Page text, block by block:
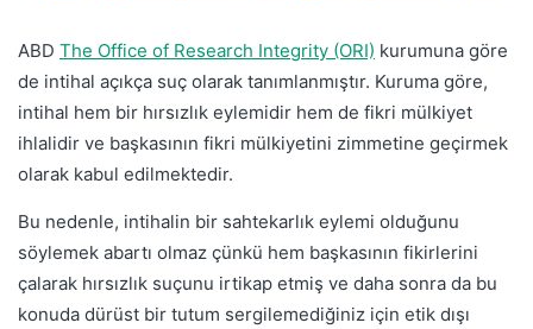
ABD The Office of Research Integrity (ORI) kurumuna göre
de intihal açıkça suç olarak tanımlanmıştır. Kuruma göre,
intihal hem bir hırsızlık eylemidir hem de fikri mülkiyet
ihlalidir ve başkasının fikri mülkiyetini zimmetine geçirmek
olarak kabul edilmektedir.
Bu nedenle, intihalin bir sahtekarlık eylemi olduğunu
söylemek abartı olmaz çünkü hem başkasının fikirlerini
çalarak hırsızlık suçunu irtikap etmiş ve daha sonra da bu
konuda dürüst bir tutum sergilemediğiniz için etik dışı